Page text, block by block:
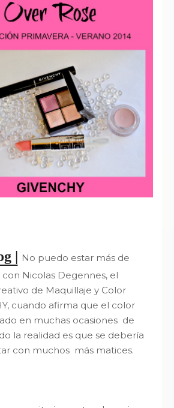
| No puedo estar más de
con NicolasDegennes, el
de Maquillaje y Color
cuando afirma que el color
en muchas ocasiones de
la realidad es que se debería
con muchos más matices.